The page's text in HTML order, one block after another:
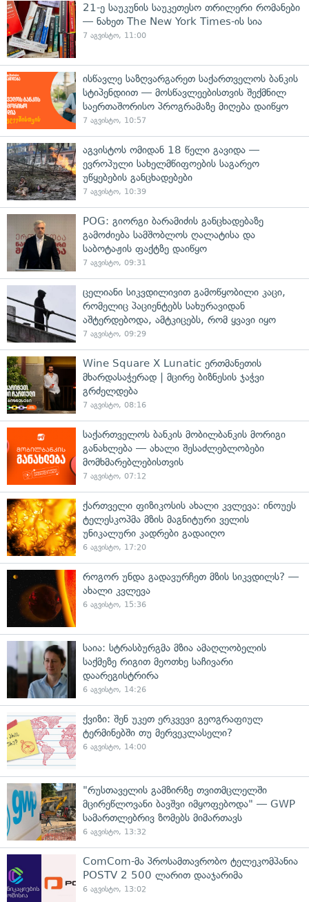
21-ე საუკუნის საუკეთესო თრილერი რომანები
— ნახეთ The New York Times-ის სია
7 აგვისტო, 11:00
ისწავლე საზღვარგარეთ საქართველოს ბანკის
სტიპენდიით — მოსწავლეებისთვის შექმნილ
საერთაშორისო პროგრამაზე მიღება დაიწყო
7 აგვისტო, 10:57
აგვისტოს ომიდან 18 წელი გავიდა —
ევროპული სახელმწიფოების საგარეო
უწყებების განცხადებები
7 აგვისტო, 10:39
POG: გიორგი ბარამიძის განცხადებაზე
გამოძიება სამშობლოს ღალატისა და
საბოტაჟის ფაქტზე დაიწყო
7 აგვისტო, 09:31
ცელიანი სიკვდილივით გამოწყობილი კაცი,
რომელიც პაციენტებს სახურავიდან
აშტერდებოდა, ამტკიცებს, რომ ყვავი იყო
7 აგვისტო, 09:29
Wine Square X Lunatic ერთმანეთის
მხარდასაჭერად | მცირე ბიზნესის ჯაჭვი
გრძელდება
7 აგვისტო, 08:16
საქართველოს ბანკის მობილბანკის მორიგი
განახლება — ახალი შესაძლებლობები
მომხმარებლებისთვის
7 აგვისტო, 07:12
ქართველი ფიზიკოსის ახალი კვლევა: ინოუეს
ტელესკოპმა მზის მაგნიტური ველის
უნიკალური კადრები გადაიღო
6 აგვისტო, 17:20
როგორ უნდა გადავურჩეთ მზის სიკვდილს? —
ახალი კვლევა
6 აგვისტო, 15:36
საია: სტრასბურგმა მზია ამაღლობელის
საქმეზე რიგით მეოთხე საჩივარი
დაარეგისტრირა
6 აგვისტო, 14:26
ქვიზი: შენ უკეთ ერკვევი გეოგრაფიულ
ტერმინებში თუ მერვეკლასელი?
6 აგვისტო, 14:00
"რუსთაველის გამზირზე თვითმცლელში
მცირეწლოვანი ბავშვი იმყოფებოდა" — GWP
სამართლებრივ ზომებს მიმართავს
6 აგვისტო, 13:32
ComCom-მა პროსამთავრობო ტელეკომპანია
POSTV 2 500 ლარით დააჯარიმა
6 აგვისტო, 13:02